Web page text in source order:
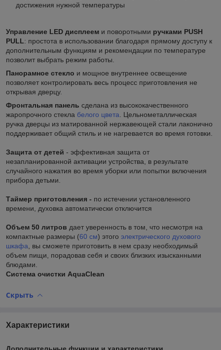
достижения нужной температуры
Управление LED дисплеем и поворотными ручками PUSH
PULL: простота в использовании благодаря прямому доступу к
дополнительным функциям и рекомендации по температуре
позволит выбрать режим работы.
Панорамное стекло и мощное внутреннее освещение
позволяет контролировать весь процесс приготовления не
открывая дверцу.
Фронтальная панель сделана из высококачественного
жаропрочного стекла белого цвета . Цельнометаллическая
ручка дверцы из матированной нержавеющей стали лаконично
поддерживает общий стиль и не нагревается во время готовки.
Защита от детей - эффективная защита от
незапланированной активации устройства, в результате
случайного нажатия во время уборки или попытки включения
прибора детьми.
Таймер приготовления - по истечении установленного
времени, духовка автоматически отключится
Объем 50 литров дает уверенность в том, что несмотря на
компактные размеры (60 см) этого электрического духового
шкафа , вы сможете приготовить в нем сразу необходимый
объем пищи, порадовав себя и своих близких изысканными
блюдами.
Система очистки AquaClean
Скрыть
Характеристики
Дополнительные функции и характеристики